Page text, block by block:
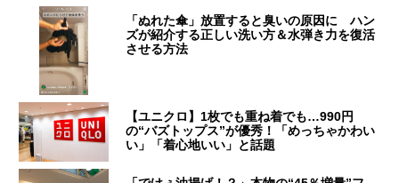
「ぬれた傘」放置すると臭いの原因に ハン
ズが紹介する正しい洗い方＆水弾き力を復活
させる方法
【ユニクロ】1枚でも重ね着でも…990円
の“バズトップス”が優秀！「めっちゃかわい
い」「着心地いい」と話題